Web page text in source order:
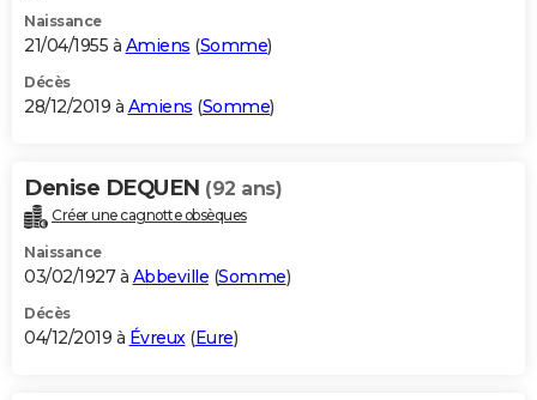
Naissance
21/04/1955 à Amiens (Somme)
Décès
28/12/2019 à Amiens (Somme)
Denise DEQUEN (92 ans)
Créer une cagnotte obsèques
Naissance
03/02/1927 à Abbeville (Somme)
Décès
04/12/2019 à Évreux(Eure)